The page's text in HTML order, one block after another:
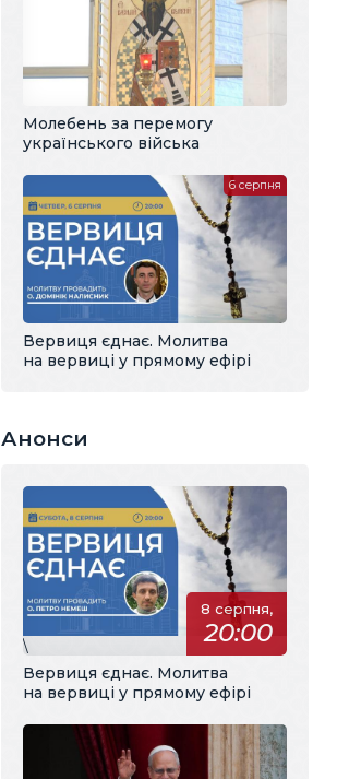
Молебень за перемогу
українського війська
Вервиця єднає. Молитва
на вервиці у прямому ефірі
6 серпня
Анонси
8 серпня,
20:00
\
Вервиця єднає. Молитва
на вервиці у прямому ефірі